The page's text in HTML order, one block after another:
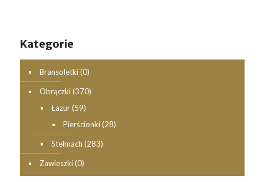
Kategorie
Bransoletki (0)
Obrączki (370)
Łazur (59)
Pierścionki (28)
Stelmach (283)
Zawieszki (0)